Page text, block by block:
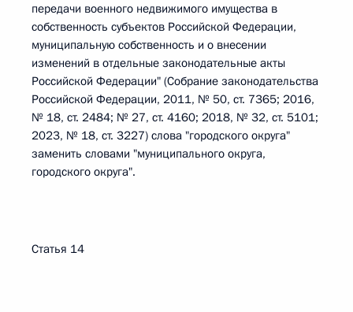
передачи военного недвижимого имущества в
собственность субъектов Российской Федерации,
муниципальную собственность и о внесении
изменений в отдельные законодательные акты
Российской Федерации" (Собрание законодательства
Российской Федерации, 2011, № 50, ст. 7365; 2016,
№ 18, ст. 2484; № 27, ст. 4160; 2018, № 32, ст. 5101;
2023, № 18, ст. 3227) слова "городского округа"
заменить словами "муниципального округа,
городского округа".
Статья 14